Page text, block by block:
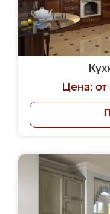
Цена: